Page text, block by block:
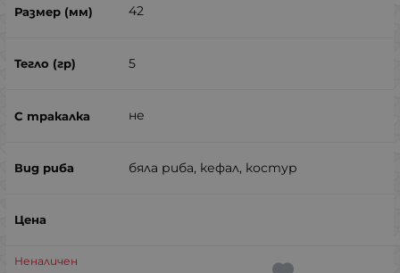
42
5
не
бяла риба, кефал, костур
Неналичен